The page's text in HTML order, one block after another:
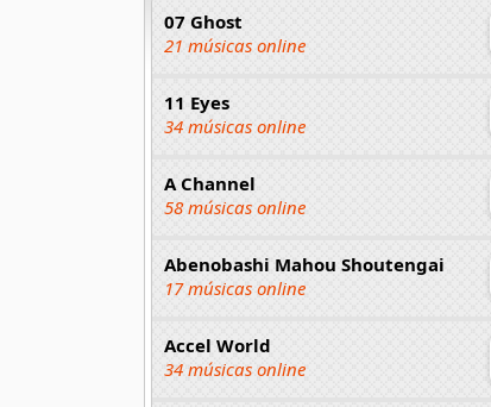
07 Ghost
21 músicas online
11 Eyes
34 músicas online
A Channel
58 músicas online
Abenobashi Mahou Shoutengai
17 músicas online
Accel World
34 músicas online